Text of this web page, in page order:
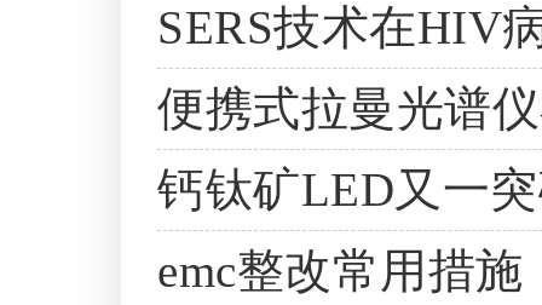
SERS技术在HIV
便携式拉曼光谱
钙钛矿LED又一
emc整改常用措施